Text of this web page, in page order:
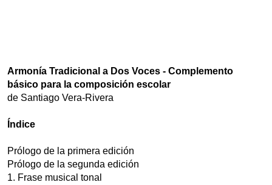
Armonía Tradicional a Dos Voces - Complemento
básico para la composición escolar
de Santiago Vera-Rivera
Índice
Prólogo de la primera edición
Prólogo de la segunda edición
1. Frase musical tonal